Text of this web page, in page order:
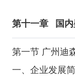
第十一章 国
第一节 广州迪
一、企业发展